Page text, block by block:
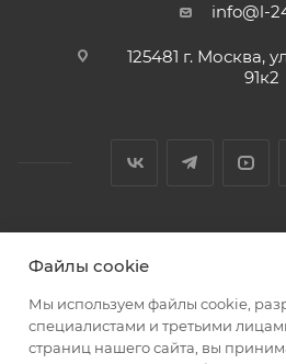
info@l-
125481 г. Москва,
91к2
Файлы cookie
Мы используем файлы cookie,
специалистами и третьими
страниц нашего сайта, вы